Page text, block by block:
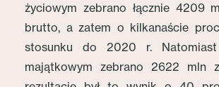
życiowym zebrano łącznie 4209
brutto, a zatem o kilkanaście
stosunku do 2020 r.
majątkowym zebrano 2622 mln